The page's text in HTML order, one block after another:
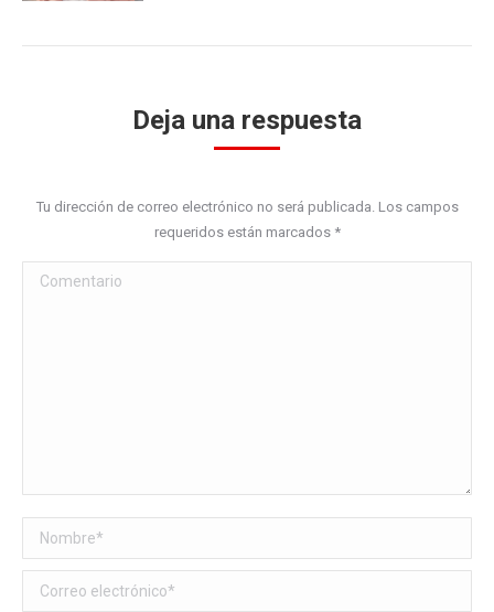
Deja una respuesta
Tu dirección de correo electrónico no será publicada. Los campos
requeridos están marcados *
Comentario
Nombre *
Correo electrónico *